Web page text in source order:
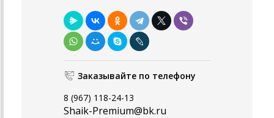
Заказывайте по телефону
8 (967) 118-24-13
Shaik-Premium@bk.ru